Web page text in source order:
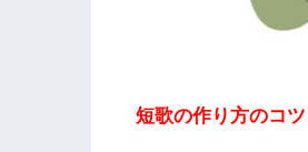
短歌の作り方のコツ